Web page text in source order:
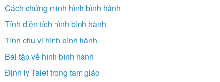
Cách chứng minh hình bình hành
Tính diện tích hình bình hành
Tính chu vi hình bình hành
Bài tập về hình bình hành
Định lý Talet trong tam giác